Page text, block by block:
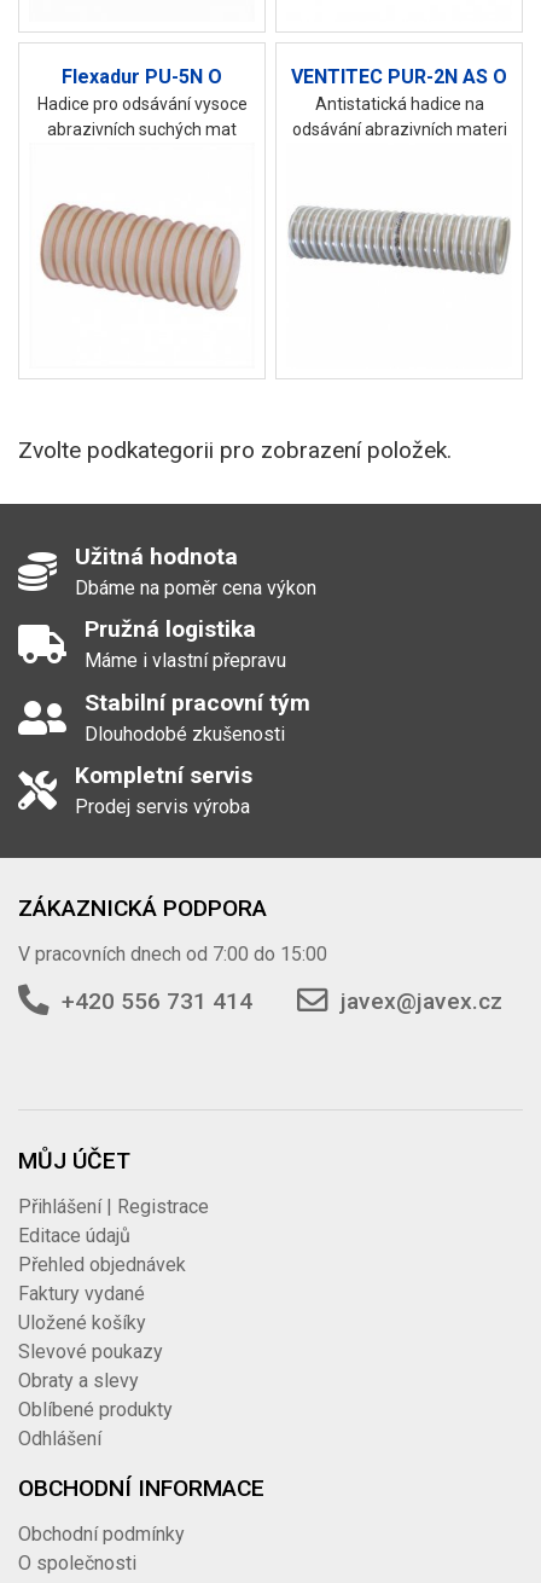
Flexadur PU-5N O
Hadice pro odsávání vysoce
abrazivních suchých mat
VENTITEC PUR-2N AS O
Antistatická hadice na
odsávání abrazivních materi
Zvolte podkategorii pro zobrazení položek.
Užitná hodnota
Dbáme na poměr cena výkon
Pružná logistika
Máme i vlastní přepravu
Stabilní pracovní tým
Dlouhodobé zkušenosti
Kompletní servis
Prodej servis výroba
ZÁKAZNICKÁ PODPORA
V pracovních dnech od 7:00 do 15:00
+420 556 731 414 javex@javex.cz
MŮJ ÚČET
Přihlášení | Registrace
Editace údajů
Přehled objednávek
Faktury vydané
Uložené košíky
Slevové poukazy
Obraty a slevy
Oblíbené produkty
Odhlášení
OBCHODNÍ INFORMACE
Obchodní podmínky
O společnosti